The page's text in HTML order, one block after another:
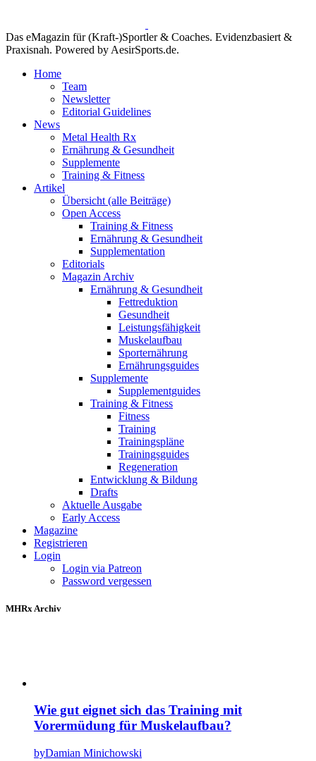
Das eMagazin für (Kraft-)Sportler & Coaches. Evidenzbasiert &
Praxisnah. Powered by AesirSports.de.
Home
Team
Newsletter
Editorial Guidelines
News
Metal Health Rx
Ernährung & Gesundheit
Supplemente
Training & Fitness
Artikel
Übersicht (alle Beiträge)
Open Access
Training & Fitness
Ernährung & Gesundheit
Supplementation
Editorials
Magazin Archiv
Ernährung & Gesundheit
Fettreduktion
Gesundheit
Leistungsfähigkeit
Muskelaufbau
Sporternährung
Ernährungsguides
Supplemente
Supplementguides
Training & Fitness
Fitness
Training
Trainingspläne
Trainingsguides
Regeneration
Entwicklung & Bildung
Drafts
Aktuelle Ausgabe
Early Access
Magazine
Registrieren
Login
Login via Patreon
Password vergessen
MHRx Archiv
Wie gut eignet sich das Training mit
Vorermüdung für Muskelaufbau?
byDamian Minichowski